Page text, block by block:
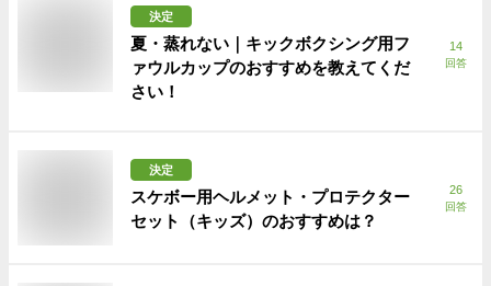
決定
夏・蒸れない｜キックボクシング用フ
ァウルカップのおすすめを教えてくだ
さい！
14
回答
決定
スケボー用ヘルメット・プロテクター
セット（キッズ）のおすすめは？
26
回答